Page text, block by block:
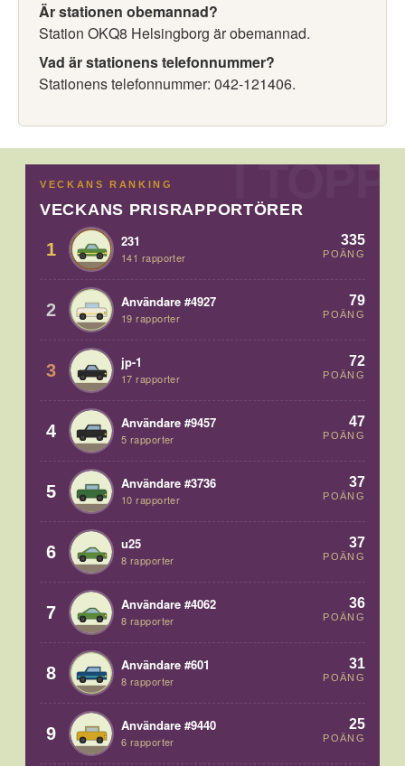
Är stationen obemannad?
Station OKQ8 Helsingborg är obemannad.
Vad är stationens telefonnummer?
Stationens telefonnummer: 042-121406.
VECKANS RANKING
VECKANS PRISRAPPORTÖRER
1 231
141 rapporter
335
POÄNG
2 Användare #4927
19 rapporter
79
POÄNG
3 jp-1
17 rapporter
72
POÄNG
4 Användare #9457
5 rapporter
47
POÄNG
5 Användare #3736
10 rapporter
37
POÄNG
6 u25
8 rapporter
37
POÄNG
7 Användare #4062
8 rapporter
36
POÄNG
8 Användare #601
8 rapporter
31
POÄNG
9 Användare #9440
6 rapporter
25
POÄNG